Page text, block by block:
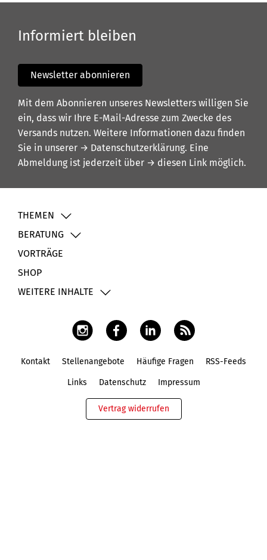
Informiert bleiben
Newsletter abonnieren
Mit dem Abonnieren unseres Newsletters willigen Sie
ein, dass wir Ihre E-Mail-Adresse zum Zwecke des
Versands nutzen. Weitere Informationen dazu finden
Sie in unserer → Datenschutzerklärung. Eine
Abmeldung ist jederzeit über → diesen Link möglich.
THEMEN
BERATUNG
VORTRÄGE
SHOP
WEITERE INHALTE
Kontakt Stellenangebote Häufige Fragen RSS-Feeds
Links Datenschutz Impressum
Vertrag widerrufen